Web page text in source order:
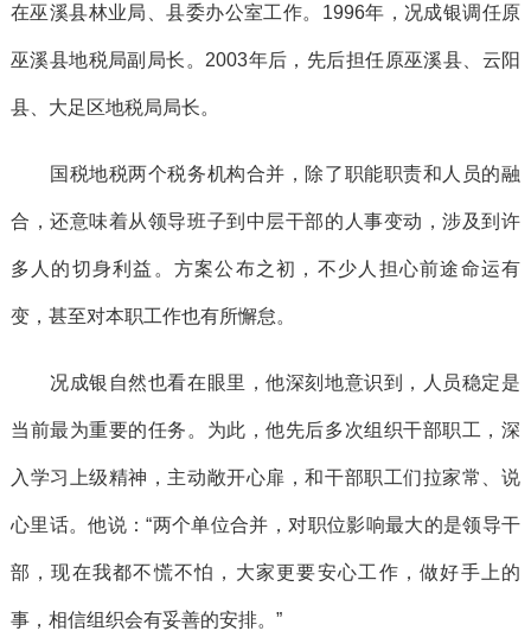
在巫溪县林业局、县委办公室工作。1996年，况成银调任原
巫溪县地税局副局长。2003年后，先后担任原巫溪县、云阳
县、大足区地税局局长。
国税地税两个税务机构合并，除了职能职责和人员的融
合，还意味着从领导班子到中层干部的人事变动，涉及到许
多人的切身利益。方案公布之初，不少人担心前途命运有
变，甚至对本职工作也有所懈怠。
况成银自然也看在眼里，他深刻地意识到，人员稳定是
当前最为重要的任务。为此，他先后多次组织干部职工，深
入学习上级精神，主动敞开心扉，和干部职工们拉家常、说
心里话。他说：“两个单位合并，对职位影响最大的是领导干
部，现在我都不慌不怕，大家更要安心工作，做好手上的
事，相信组织会有妥善的安排。”